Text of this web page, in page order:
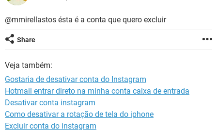
INSTAGRAM
GUIA DE COMPRAS
JOGOS
CELULAR FACEBOOK
OUTLOOK
GUIA DE COMPRAS
@mmirellastos ésta é a conta que quero excluir
Share
Veja também:
Gostaria de desativar conta do Instagram
Hotmail entrar direto na minha conta caixa de entrada
Desativar conta instagram
Como desativar a rotação de tela do iphone
Excluir conta do instagram